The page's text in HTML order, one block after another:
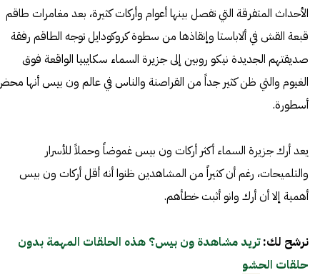
الأحداث المتفرقة التي تفصل بينها أعوام وأركات كثيرة، بعد مغامرات طاقم
قبعة القش في ألاباستا وإنقاذها من سطوة كروكودايل توجه الطاقم رفقة
صديقتهم الجديدة نيكو روبين إلى جزيرة السماء سكايبيا الواقعة فوق
الغيوم والتي ظن كثير جداً من القراصنة والناس في عالم ون بيس أنها
أسطورة.
يعد أرك جزيرة السماء أكثر أركات ون بيس غموضاً وحملاً للأسرار
والتلميحات، رغم أن كثيراً من المشاهدين ظنوا أنه أقل أركات ون بيس
أهمية إلا أن أرك وانو أثبت خطأهم.
نرشح لك:تريد مشاهدة ون بيس؟ هذه الحلقات المهمة بدون
حلقات الحشو